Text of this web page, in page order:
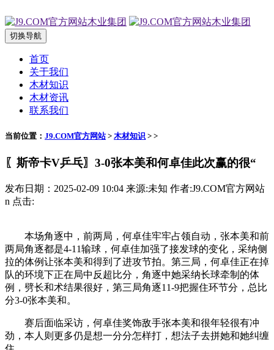
切换导航
首页
关于我们
木材知识
木材资讯
联系我们
当前位置： J9.COM官方网站> 木材知识 > >
〖斯帝卡V乒乓〗3-0张本美和何卓佳此次赢的很“
发布日期：2025-02-09 10:04 来源:未知 作者:J9.COM官方网站
n 点击:
本场角逐中，前两局，何卓佳牢牢占领自动，张本美和前
两局角逐都是4-11输球，何卓佳加强了接发球的变化，采纳侧
拉的体例让张本美和得到了进攻节拍。第三局，何卓佳正在掉
队的环境下正在局中反超比分，角逐中她采纳长球牵制的体
例，劈长和术结果很好，第三局角逐11-9把握住环节分，总比
分3-0张本美和。
赛后面临采访，何卓佳奖饰敌手张本美和很年轻很有冲
劲，本人则更多仍是想一分分怎样打，想法子去拼她和她纠缠